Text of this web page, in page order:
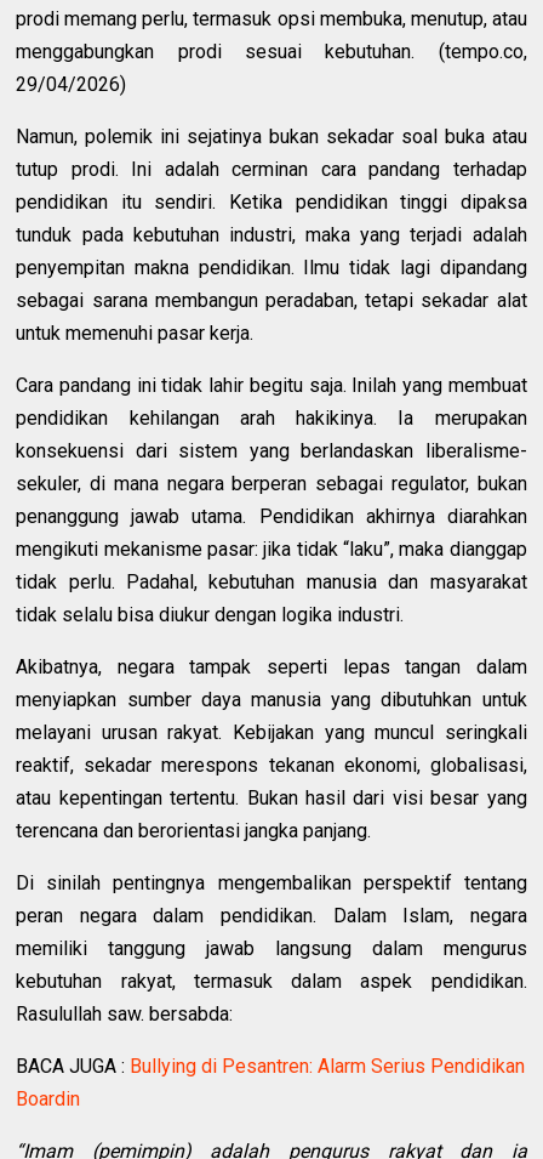
prodi memang perlu, termasuk opsi membuka, menutup, atau
menggabungkan prodi sesuai kebutuhan. (tempo.co,
29/04/2026)
Namun, polemik ini sejatinya bukan sekadar soal buka atau
tutup prodi. Ini adalah cerminan cara pandang terhadap
pendidikan itu sendiri. Ketika pendidikan tinggi dipaksa
tunduk pada kebutuhan industri, maka yang terjadi adalah
penyempitan makna pendidikan. Ilmu tidak lagi dipandang
sebagai sarana membangun peradaban, tetapi sekadar alat
untuk memenuhi pasar kerja.
Cara pandang ini tidak lahir begitu saja. Inilah yang membuat
pendidikan kehilangan arah hakikinya. Ia merupakan
konsekuensi dari sistem yang berlandaskan liberalisme-
sekuler, di mana negara berperan sebagai regulator, bukan
penanggung jawab utama. Pendidikan akhirnya diarahkan
mengikuti mekanisme pasar: jika tidak “laku”, maka dianggap
tidak perlu. Padahal, kebutuhan manusia dan masyarakat
tidak selalu bisa diukur dengan logika industri.
Akibatnya, negara tampak seperti lepas tangan dalam
menyiapkan sumber daya manusia yang dibutuhkan untuk
melayani urusan rakyat. Kebijakan yang muncul seringkali
reaktif, sekadar merespons tekanan ekonomi, globalisasi,
atau kepentingan tertentu. Bukan hasil dari visi besar yang
terencana dan berorientasi jangka panjang.
Di sinilah pentingnya mengembalikan perspektif tentang
peran negara dalam pendidikan. Dalam Islam, negara
memiliki tanggung jawab langsung dalam mengurus
kebutuhan rakyat, termasuk dalam aspek pendidikan.
Rasulullah saw. bersabda:
BACA JUGA : Bullying di Pesantren: Alarm Serius Pendidikan
Boardin
“Imam (pemimpin) adalah pengurus rakyat dan ia